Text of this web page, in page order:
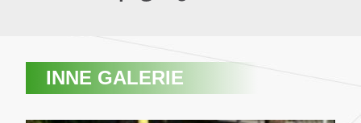
INNE GALERIE